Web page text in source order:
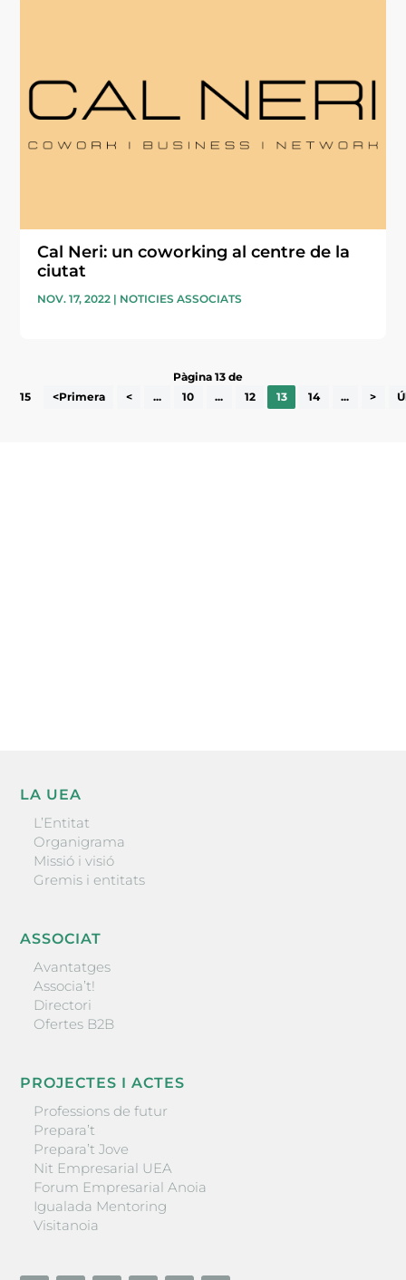
Cal Neri: un coworking al centre de la
ciutat
NOV. 17, 2022 | NOTICIES ASSOCIATS
Pàgina 13 de
15
<Primera < ... 10 ... 12 13 14 ... >
LA UEA
L’Entitat
Organigrama
Missió i visió
Gremis i entitats
ASSOCIAT
Avantatges
Associa’t!
Directori
Ofertes B2B
PROJECTES I ACTES
Professions de futur
Prepara’t
Prepara’t Jove
Nit Empresarial UEA
Forum Empresarial Anoia
Igualada Mentoring
Visitanoia